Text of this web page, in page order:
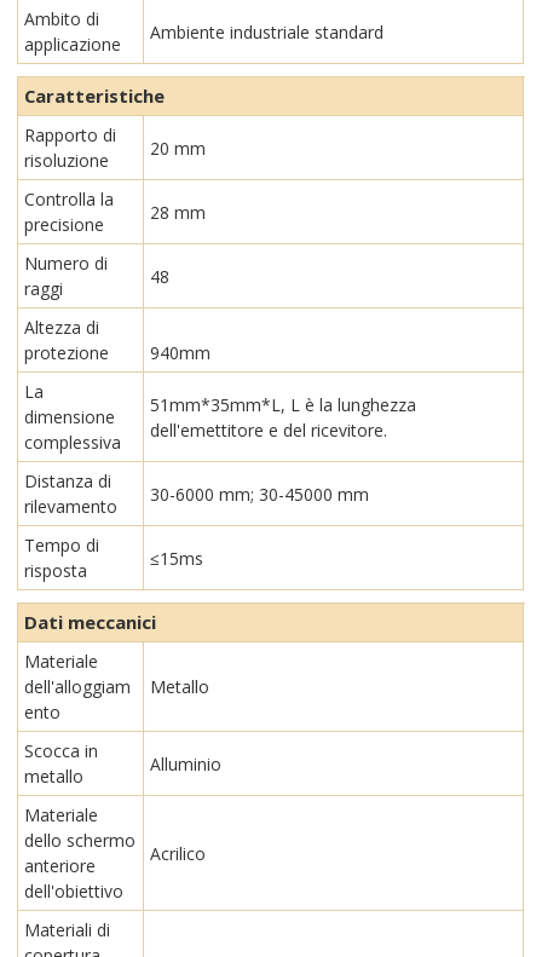
Ambito di
applicazione
Ambiente industriale standard
Caratteristiche
Rapporto di
risoluzione
20 mm
Controlla la
precisione
28 mm
Numero di
raggi
48
Altezza di
protezione
940mm
La
dimensione
complessiva
51mm*35mm*L, L è la lunghezza
dell'emettitore e del ricevitore.
Distanza di
rilevamento
30-6000 mm; 30-45000 mm
Tempo di
risposta
≤15ms
Dati meccanici
Materiale
dell'alloggiam
ento
Metallo
Scocca in
metallo
Alluminio
Materiale
dello schermo
anteriore
dell'obiettivo
Acrilico
Materiali di